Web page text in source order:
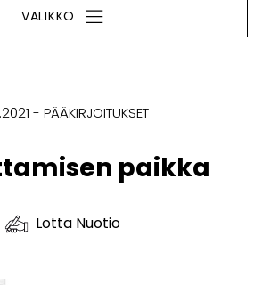
VALIKKO
PÄÄKIRJOITUKSET
paikka
Lotta Nuotio